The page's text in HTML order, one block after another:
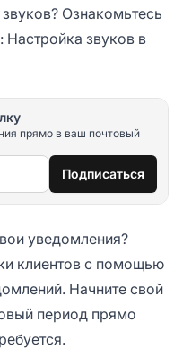
Ознакомьтесь
Настройка звуков в
прямо в ваш почтовый
Подписаться
уведомления?
клиентов с помощью
Начните свой
период прямо